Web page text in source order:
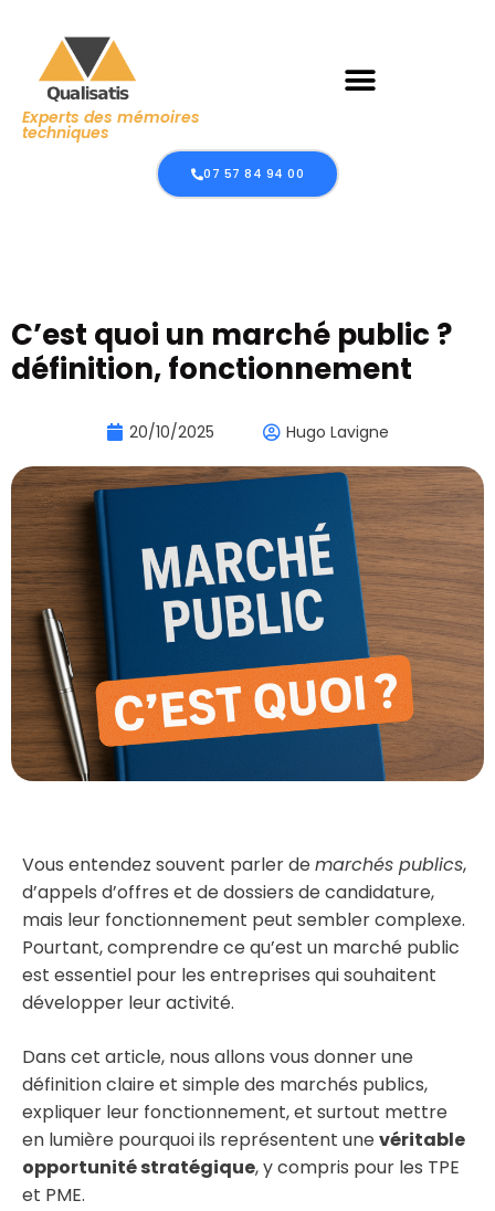
Experts des mémoires
techniques
07 57 84 94 00
C’est quoi un marché public ?
définition, fonctionnement
20/10/2025 Hugo Lavigne
Vous entendez souvent parler demarchés publics,
d’appels d’offres et de dossiers de candidature,
mais leur fonctionnement peut sembler complexe.
Pourtant, comprendre ce qu’est un marché public
est essentiel pour les entreprises qui souhaitent
développer leur activité.
Dans cet article, nous allons vous donner une
définition claire et simple des marchés publics,
expliquer leur fonctionnement, et surtout mettre
en lumière pourquoi ils représentent unevéritable
opportunité stratégique, y compris pour les TPE
et PME.